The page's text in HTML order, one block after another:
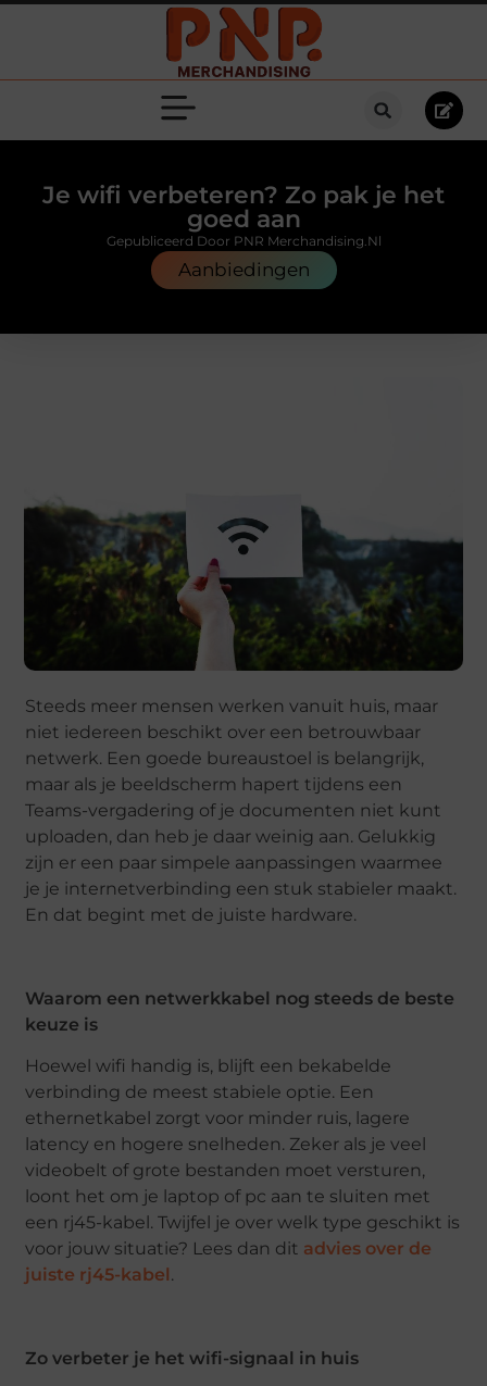
Je wifi verbeteren? Zo pak je het
goed aan
Aanbiedingen
Gepubliceerd Door PNR Merchandising.nl
Steeds meer mensen werken vanuit huis, maar
niet iedereen beschikt over een betrouwbaar
netwerk. Een goede bureaustoel is belangrijk,
maar als je beeldscherm hapert tijdens een
Teams-vergadering of je documenten niet kunt
uploaden, dan heb je daar weinig aan. Gelukkig
zijn er een paar simpele aanpassingen waarmee
je je internetverbinding een stuk stabieler maakt.
En dat begint met de juiste hardware.
Waarom een netwerkkabel nog steeds de beste
keuze is
Hoewel wifi handig is, blijft een bekabelde
verbinding de meest stabiele optie. Een
ethernetkabel zorgt voor minder ruis, lagere
latency en hogere snelheden. Zeker als je veel
videobelt of grote bestanden moet versturen,
loont het om je laptop of pc aan te sluiten met
een rj45-kabel. Twijfel je over welk type geschikt is
voor jouw situatie? Lees dan dit advies over de
juiste rj45-kabel.
Zo verbeter je het wifi-signaal in huis